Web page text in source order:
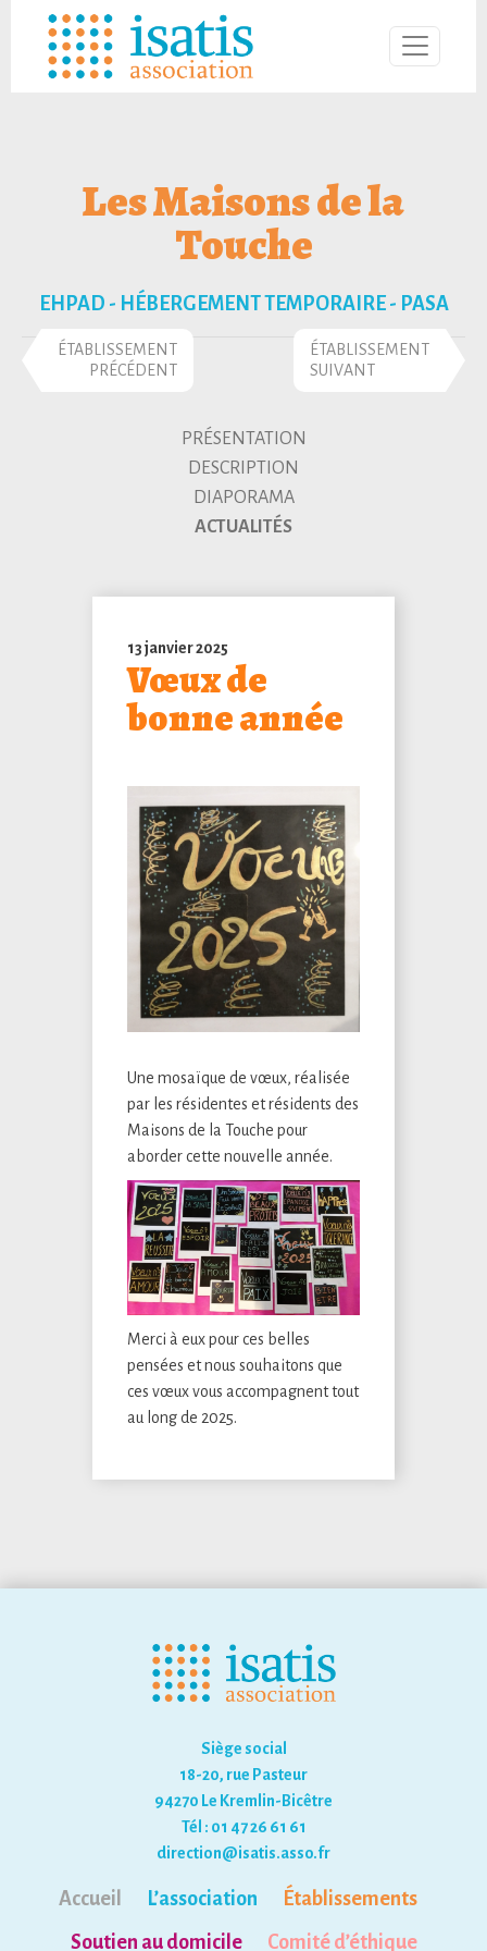
Les Maisons de la
Touche
EHPAD - HÉBERGEMENT TEMPORAIRE - PASA
ÉTABLISSEMENT
PRÉCÉDENT
ÉTABLISSEMENT
SUIVANT
PRÉSENTATION
DESCRIPTION
DIAPORAMA
ACTUALITÉS
13 janvier 2025
Vœux de
bonne année
Une mosaïque de vœux, réalisée
par les résidentes et résidents des
Maisons de la Touche pour
aborder cette nouvelle année.
Merci à eux pour ces belles
pensées et nous souhaitons que
ces vœux vous accompagnent tout
au long de 2025.
Siège social
18-20, rue Pasteur
94270 Le Kremlin-Bicêtre
Tél : 01 47 26 61 61
direction@isatis.asso.fr
Accueil L’association
Établissements
Soutien au domicile
Comité d’éthique